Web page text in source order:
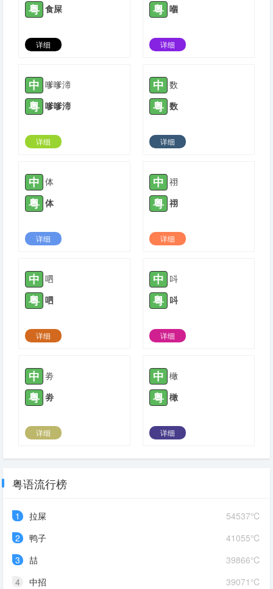
粤 食屎
详细
粤 嗰
详细
中 嗲嗲渧
粤 嗲嗲渧
详细
中 数
粤 数
详细
中 体
粤 体
详细
中 祤
粤 祤
详细
中 呬
粤 呬
详细
中 呌
粤 呌
详细
中 劵
粤 劵
详细
中 橄
粤 橄
详细
粤语流行榜
54537℃
1
拉屎
41055℃
2
鸭子
39866℃
3
喆
39071℃
4
中招